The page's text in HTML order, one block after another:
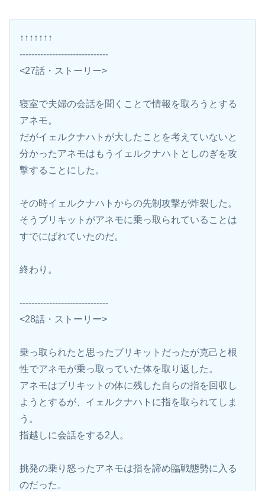
↑↑↑↑↑↑↑
------------------------------
<27話・ストーリー>
寝室で夫婦の会話を聞くことで情報を取ろうとする
アネモ。
だがイェルクナハトが大したことを考えていないと
分かったアネモはもうイェルクナハトとしのぎを攻
撃することにした。
その時イェルクナハトからの先制攻撃が炸裂した。
そうブリキットがアネモに乗っ取られていることは
すでにばれていたのだ。
終わり。
------------------------------
<28話・ストーリー>
乗っ取られたと思ったブリキットだったが克己と根
性でアネモが乗っ取っていた体を取り返した。
アネモはブリキットの体に残した自らの指を回収し
ようとするが、イェルクナハトに指を取られてしま
う。
指越しに会話をする2人。
挑発の乗り怒ったアネモは指を諦め臨戦態勢に入る
のだった。